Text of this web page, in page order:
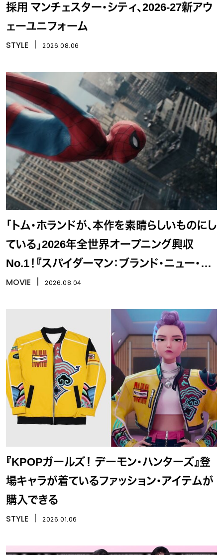
採用 マンチェスター・シティ、2026-27新アウ
ェーユニフォーム
STYLE 2026.08.06
「トム・ホランドが、本作を素晴らしいものにし
ている」2026年全世界オープニング興収
No.1！『スパイダーマン：ブランド・ニュー・デ
イ』
MOVIE 2026.08.04
『KPOPガールズ！ デーモン・ハンターズ』登
場キャラが着ているファッション・アイテムが
購入できる
STYLE 2026.01.06